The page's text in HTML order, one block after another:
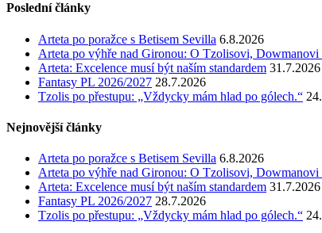
Poslední články
Arteta po poražce s Betisem Sevilla 6.8.2026
Arteta po výhře nad Gironou: O Tzolisovi, Dowmanovi
Arteta: Excelence musí být naším standardem 31.7.2026
Fantasy PL 2026/2027 28.7.2026
Tzolis po přestupu: „Vždycky mám hlad po gólech.“
Nejnovější články
Arteta po poražce s Betisem Sevilla 6.8.2026
Arteta po výhře nad Gironou: O Tzolisovi, Dowmanovi
Arteta: Excelence musí být naším standardem 31.7.2026
Fantasy PL 2026/2027 28.7.2026
Tzolis po přestupu: „Vždycky mám hlad po gólech.“